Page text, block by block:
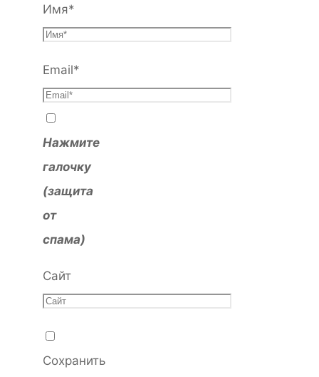
Имя*
Email*
Нажмите
галочку
(защита
от
спама)
Сайт
Сохранить